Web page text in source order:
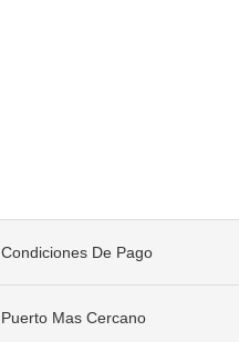
Condiciones De Pago
Puerto Mas Cercano